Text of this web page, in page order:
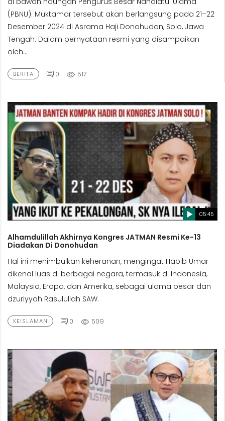
(PBNU). Muktamar tersebut akan berlangsung pada 21–22
Desember 2024 di Asrama Haji Donohudan, Solo, Jawa
Tengah. Dalam pernyataan resmi yang disampaikan
oleh...
BERITA 0 517
05:45
Alhamdulillah Akhirnya Kongres JATMAN Resmi Ke-13
Diadakan Di Donohudan
Hal ini menimbulkan keheranan, mengingat Habib Umar
dikenal luas di berbagai negara, termasuk di Indonesia,
Malaysia, Eropa, dan Amerika, sebagai ulama besar dan
dzuriyyah Rasulullah SAW.
KEISLAMAN 0 509